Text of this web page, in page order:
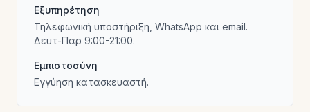
Εξυπηρέτηση
Τηλεφωνική υποστήριξη, WhatsApp και email.
Δευτ-Παρ 9:00-21:00.
Εμπιστοσύνη
Εγγύηση κατασκευαστή.